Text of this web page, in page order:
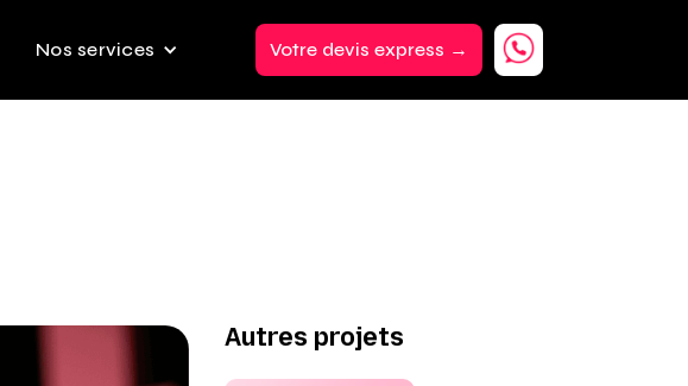
Nos services Votre devis express →
Autres projets